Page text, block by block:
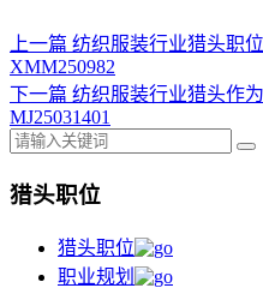
上一篇 纺织服装行业猎头职
XMM250982
下一篇 纺织服装行业猎头作
MJ25031401
猎头职位
猎头职位
职业规划